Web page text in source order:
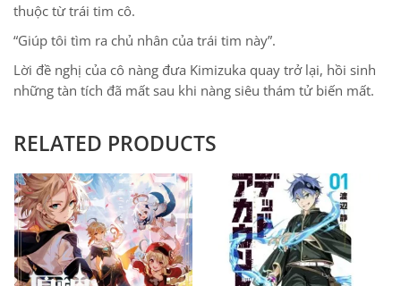
thuộc từ trái tim cô.
“Giúp tôi tìm ra chủ nhân của trái tim này”.
Lời đề nghị của cô nàng đưa Kimizuka quay trở lại, hồi sinh
những tàn tích đã mất sau khi nàng siêu thám tử biến mất.
RELATED PRODUCTS